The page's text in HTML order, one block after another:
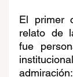
El primer
relato de
fue